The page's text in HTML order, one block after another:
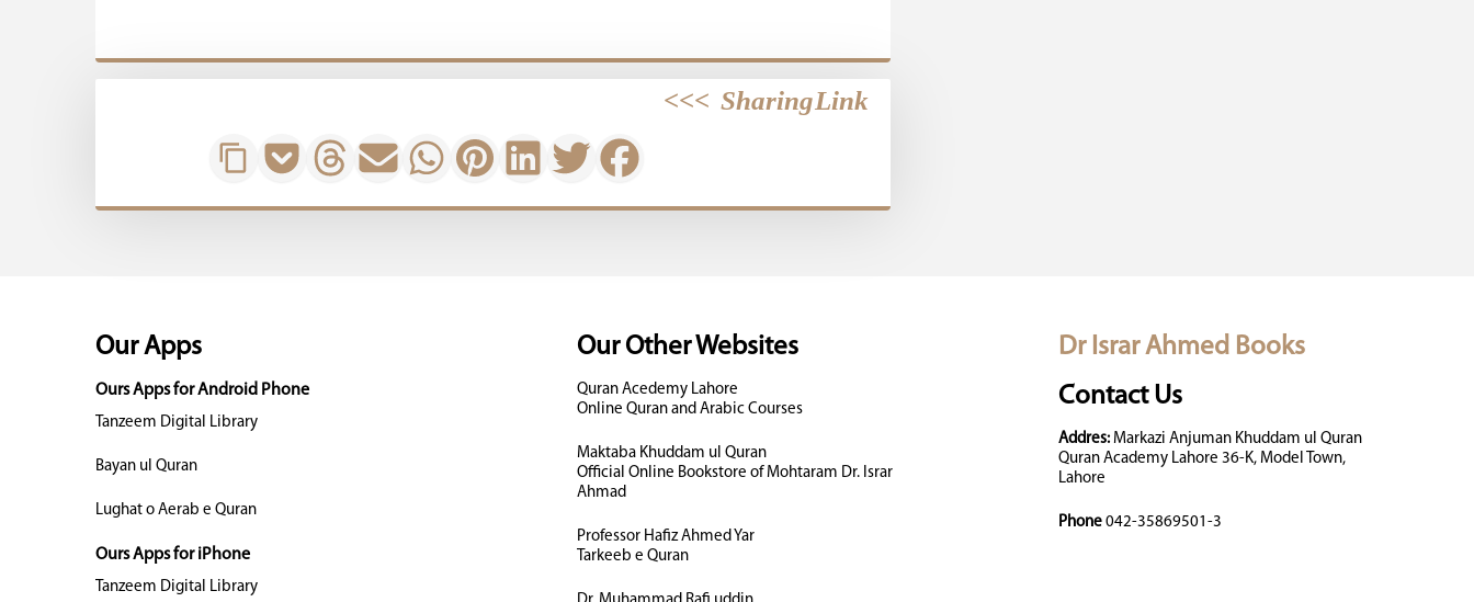
Sharing Link
>>>
Dr Israr Ahmed Books
Contact Us
Addres:Markazi Anjuman Khuddam ul Quran
Quran Academy Lahore 36-K, Model Town,
Lahore
Phone 042-35869501-3
Our Other Websites
Quran Acedemy Lahore
Online Quran and Arabic Courses
Maktaba Khuddam ul Quran
Official Online Bookstore of Mohtaram Dr. Israr
Ahmad
Professor Hafiz Ahmed Yar
Tarkeeb e Quran
Our Apps
Ours Apps for Android Phone
Tanzeem Digital Library
Bayan ul Quran
Lughat o Aerab e Quran
Ours Apps for iPhone
Tanzeem Digital Library